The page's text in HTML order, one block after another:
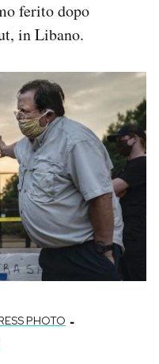
ferito dopo
in Libano.
PHOTO -